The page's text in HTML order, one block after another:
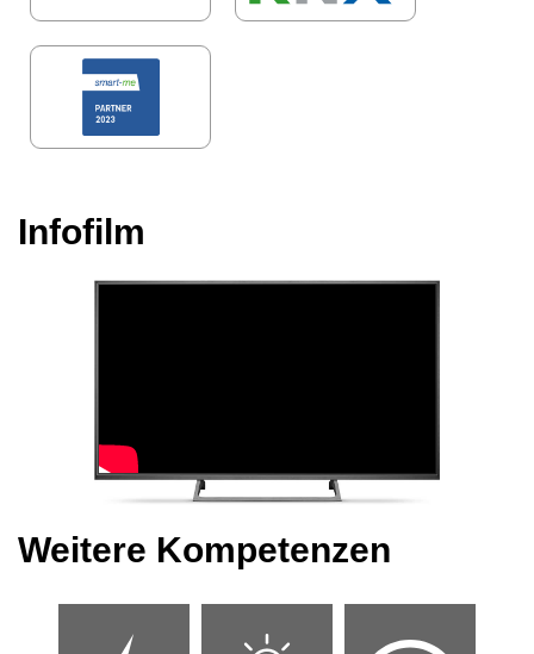
Infofilm
Weitere Kompetenzen